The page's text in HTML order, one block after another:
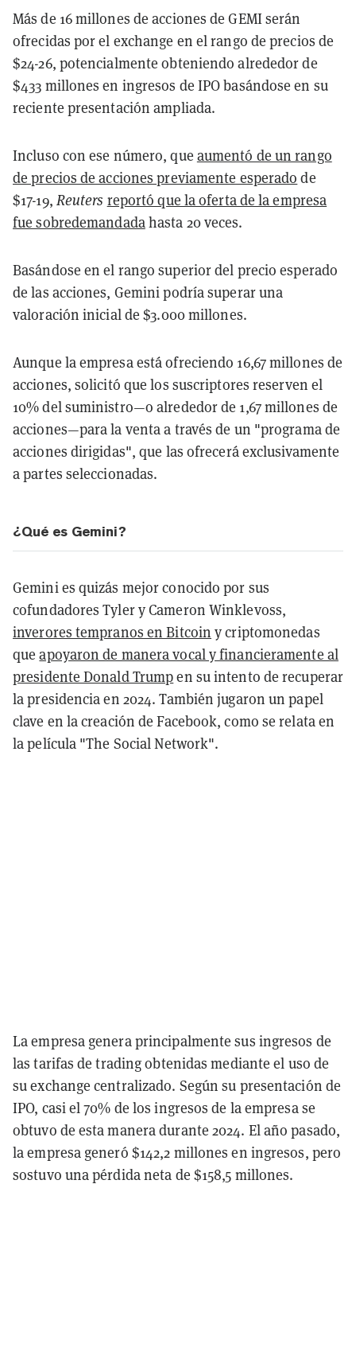
Más de 16 millones de acciones de GEMI serán
ofrecidas por el exchange en el rango de precios de
$24-26, potencialmente obteniendo alrededor de
$433 millones en ingresos de IPO basándose en su
reciente presentación ampliada.
Incluso con ese número, que aumentó de un rango
de precios de acciones previamente esperado de
$17-19, Reuters reportó que la oferta de la empresa
fue sobredemandadahasta 20 veces.
Basándose en el rango superior del precio esperado
de las acciones, Gemini podría superar una
valoración inicial de $3.000 millones.
Aunque la empresa está ofreciendo 16,67 millones de
acciones, solicitó que los suscriptores reserven el
10% del suministro—o alrededor de 1,67 millones de
acciones—para la venta a través de un "programa de
acciones dirigidas", que las ofrecerá exclusivamente
a partes seleccionadas.
¿Qué es Gemini?
Gemini es quizás mejor conocido por sus
cofundadores Tyler y Cameron Winklevoss,
inverores tempranos en Bitcoin y criptomonedas
queapoyaron de manera vocal y financieramente al
presidente Donald Trumpen su intento de recuperar
la presidencia en 2024. También jugaron un papel
clave en la creación de Facebook, como se relata en
la película "The Social Network".
La empresa genera principalmente sus ingresos de
las tarifas de trading obtenidas mediante el uso de
su exchange centralizado. Según su presentación de
IPO, casi el 70% de los ingresos de la empresa se
obtuvo de esta manera durante 2024. El año pasado,
la empresa generó $142,2 millones en ingresos, pero
sostuvo una pérdida neta de $158,5 millones.